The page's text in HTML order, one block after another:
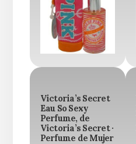
Victoria’s Secret
Eau So Sexy
Perfume, de
Victoria’s Secret ·
Perfume de Mujer